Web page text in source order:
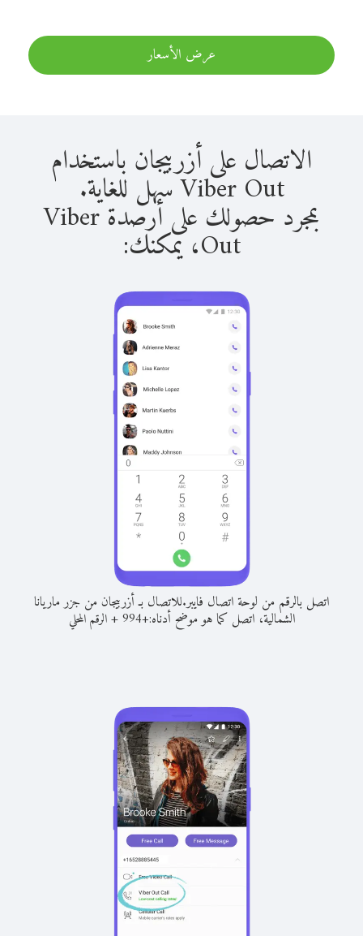
عرض الأسعار
الاتصال على أزربيجان باستخدام
Viber Out سهل للغاية.
بمجرد حصولك على أرصدة Viber
Out، يمكنك:
اتصل بالرقم من لوحة اتصال فايبر.للاتصال بـ أزربيجان من جزر ماريانا
الشمالية، اتصل كما هو موضح أدناه:+
994
+الرقم المحلي